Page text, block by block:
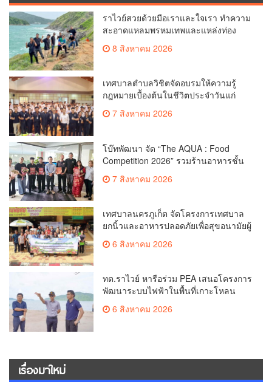
ราไวย์สวยด้วยมือเราและใจเรา ทำความ
สะอาดแหลมพรหมเทพและแหล่งท่อง
เที่ยว8 สิงหาคม 2026
เทศบาลตำบลวิชิตจัดอบรมให้ความรู้
กฎหมายเบื้องต้นในชีวิตประจำวันแก่
เยาวชน
7 สิงหาคม 2026
โบ๊ทพัฒนา จัด “The AQUA : Food
Competition 2026” รวมร้านอาหารชั้น
ศักยภาพ Food Destination ย่านเชิงทะเล
7 สิงหาคม 2026
เทศบาลนครภูเก็ต จัดโครงการเทศบาล
ยกนิ้วและอาหารปลอดภัยเพื่อสุขอนามัยผู้
6 สิงหาคม 2026
ทต.ราไวย์ หารือร่วม PEA เสนอโครงการ
พัฒนาระบบไฟฟ้าในพื้นที่เกาะโหลน
6 สิงหาคม 2026
เรื่องมาใหม่